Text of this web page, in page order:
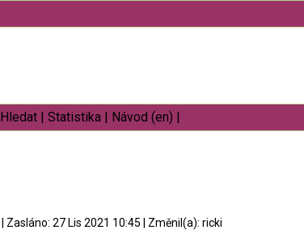
Hledat | Statistika | Návod (en) |
Zasláno: 27 Lis 2021 10:45 Změnil(a): ricki